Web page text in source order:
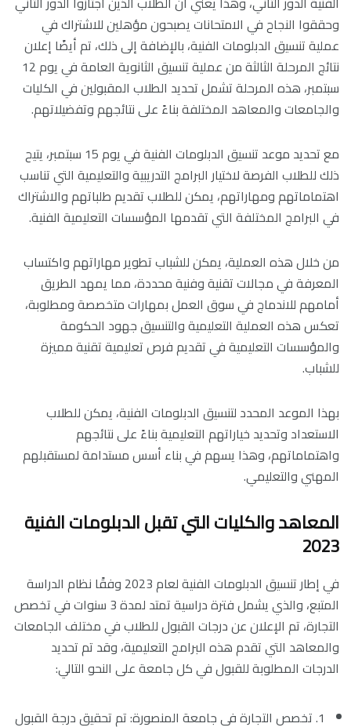
وحققوا النجاح في الامتحانات يصبحون مؤهلين للاشتراك في
عملية تنسيق الدبلومات الفنية، بالإضافة إلى ذلك، تم أيضًا إعلان
نتائج المرحلة الثالثة من عملية تنسيق الثانوية العامة في يوم 12
سبتمبر، هذه المرحلة تشمل تحديد الطلاب المقبولين في الكليات
والجامعات والمعاهد المختلفة بناءً على نتائجهم وتفضيلاتهم.
مع تحديد موعد تنسيق الدبلومات الفنية في يوم 15 سبتمبر، يتيح
ذلك للطلاب الفرصة لاختيار البرامج التدريبية والتعليمية التي تناسب
اهتماماتهم ومهاراتهم، يمكن للطلاب تقديم طلباتهم والاشتراك
في البرامج المختلفة التي تقدمها المؤسسات التعليمية الفنية.
من خلال هذه العملية، يمكن للشباب تطوير مهاراتهم واكتساب
المعرفة في مجالات تقنية وفنية محددة، مما يمهد الطريق
أمامهم للاندماج في سوق العمل بمهارات متخصصة ومطلوبة،
تعكس هذه العملية التعليمية والتنسيق جهود الحكومة
والمؤسسات التعليمية في تقديم فرص تعليمية تقنية مميزة
للشباب.
بهذا الموعد المحدد لتنسيق الدبلومات الفنية، يمكن للطلاب
الاستعداد وتحديد خياراتهم التعليمية بناءً على نتائجهم
واهتماماتهم، وهذا يسهم في بناء أسس مستدامة لمستقبلهم
المهني والتعليمي.
المعاهد والكليات التي تقبل الدبلومات الفنية
2023
في إطار تنسيق الدبلومات الفنية لعام 2023 وفقًا نظام الدراسة
المتبع، والذي يشمل فترة دراسية تمتد لمدة 3 سنوات في تخصص
التجارة، تم الإعلان عن درجات القبول للطلاب في مختلف الجامعات
والمعاهد التي تقدم هذه البرامج التعليمية، وقد تم تحديد
الدرجات المطلوبة للقبول في كل جامعة على النحو التالي:
1. تخصص التجارة في جامعة المنصورة: تم تحقيق درجة القبول